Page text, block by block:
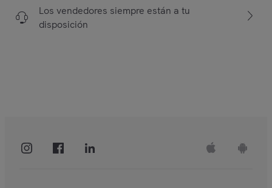
Los vendedores siempre están a tu
disposición